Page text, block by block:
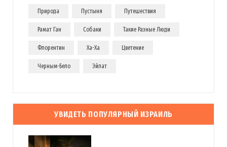
Природа Пустыня Путешествия
Рамат Ган Собаки Такие Разные Люди
Флорентин Ха-Ха Цветение
Черным-Бело Эйлат
УВИДЕТЬ ПОПУЛЯРНЫЙ ИЗРАИЛЬ